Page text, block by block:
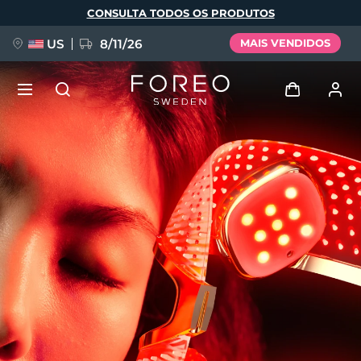
principal
CONSULTA TODOS OS PRODUTOS
US 8/11/26 MAIS VENDIDOS
Entrar
Perfil de usuário
Meus aparelhos
Meus pedidos
Meus endereços
As minhas subscrições
NOVIDADE
FAQ™ Pure Beauty-Tech Elixir
BREAKING NEWS
issa™ Teeth Whitening Set
Idioma
English Deutsch
Español
Français
Italiano
Português
Polski
Svenska
Русский
Türkçe
简体中文 繁體中文